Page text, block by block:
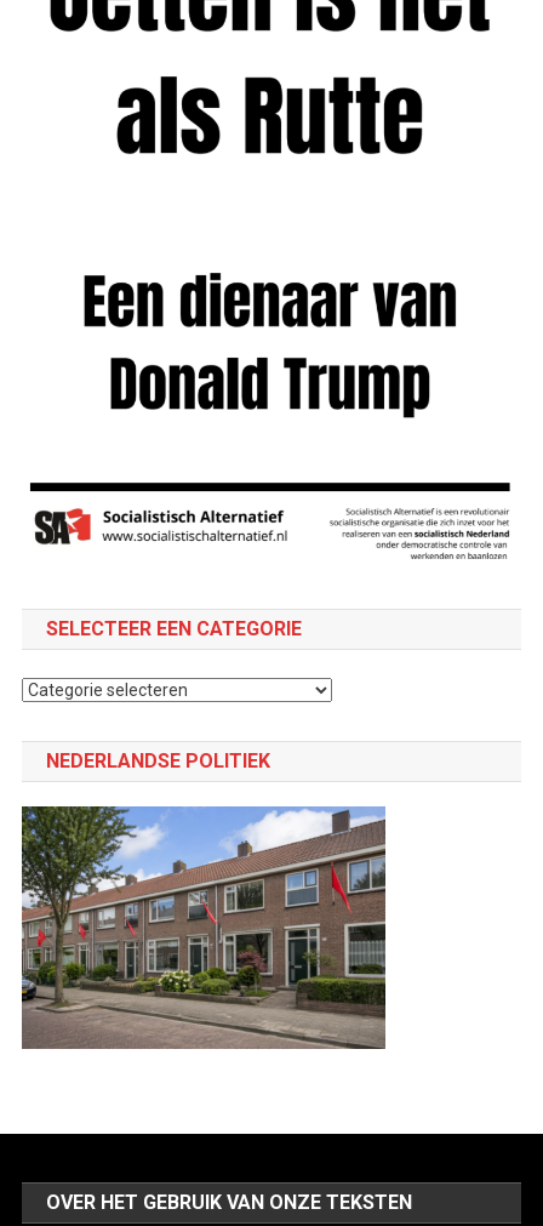
SELECTEER EEN CATEGORIE
Selecteer
NEDERLANDSE POLITIEK
OVER HET GEBRUIK VAN ONZE TEKSTEN